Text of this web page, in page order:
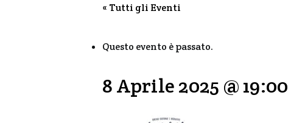
« Tutti gli Eventi
Questo evento è passato.
8 Aprile 2025 @ 19:00